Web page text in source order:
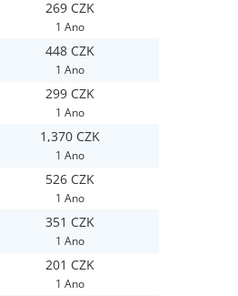
269 CZK
1 Ano
448 CZK
1 Ano
299 CZK
1 Ano
1,370 CZK
1 Ano
526 CZK
1 Ano
351 CZK
1 Ano
201 CZK
1 Ano